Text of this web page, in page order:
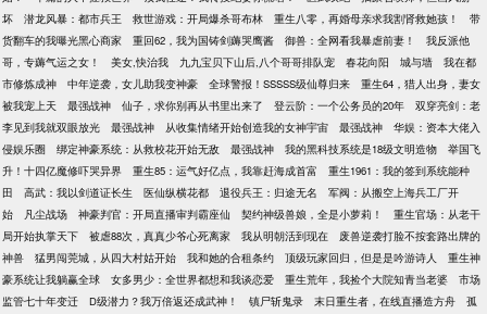
坏
潜龙风暴：都市兵王 救世游戏：开局爆杀哥布林 重生八零，再婚母亲求我割肾救她孩！
带
货翻车的我曝光黑心商家
重回62，我为国铸剑薅哭鹰酱 御兽：全网看我暴虐前妻！
我反派他
哥，专薅气运之女！
美女,快治我 九九宝贝下山后,八个哥哥排队宠 春花向阳 城与墙
我在都
市修炼成神
中年逆袭，女儿助我变神豪 全球警报！SSSSS级仙尊归来
重生64，猎人出身，妻女
被我宠上天
最强战神 仙子，求你别再从书里出来了 登云阶：一个公务员的20年
双穿亮剑：老
李见到我就双眼放光
最强战神 从收集情绪开始创造我的女神宇宙 最强战神
华娱：资本大佬入
侵娱乐圈
绑定神豪系统：从救校花开始无敌 最强战神 我的黑科技系统是18级文明造物
举国飞
升！十四亿魔修吓哭异界
重生85：运气好亿点，我靠赶海成首富
重生1961：我的签到系统能种
田
高武：我以剑道证长生 医仙纵横花都 退役兵王：归途无名
军阀：从搬空上海兵工厂开
始
凡尘战场 神豪判官：开局直播审判霸座仙 契约神级兽娘，全是小萝莉！
重生官场：从老干
局开始执掌天下
被虐88次，真真少爷心死离家 我从明朝活到现在
废兽逆袭打脸不按套路出牌的
神兽
猛男闯莞城，从四大村姑开始 我和她的合租条约 顶级玩家回归，但是是吟游诗人
重生神
豪系统让我躺赢全球
女多男少：全世界都想和我谈恋爱 重生荒年，我捡个大院知青当老婆
市场
监管七十年变迁
D级潜力？我万倍返还成武神！ 镇尸斩鬼录 末日重生者，在线直播造方舟
孤